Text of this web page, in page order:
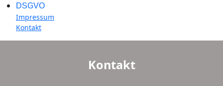
DSGVO
Impressum
Kontakt
Kontakt